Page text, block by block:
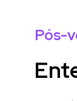
Pós-